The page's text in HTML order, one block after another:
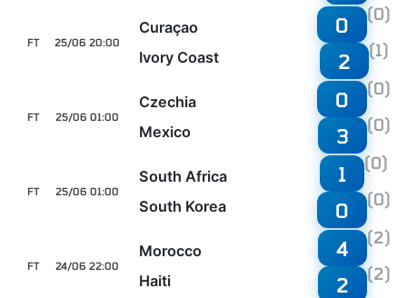
25/06 20:00
FT
Curaçao
Ivory Coast
0 (0)
2 (1)
25/06 01:00
FT
Czechia
Mexico
0 (0)
3 (0)
25/06 01:00
FT
South Africa
South Korea
1 (0)
0 (0)
24/06 22:00
FT
Morocco
Haiti
4 (2)
2 (2)